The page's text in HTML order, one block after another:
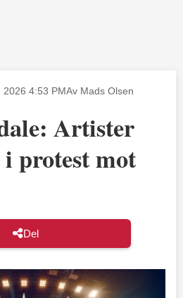
2026 4:53 PMAv Mads Olsen
Artister
protest mot
Del